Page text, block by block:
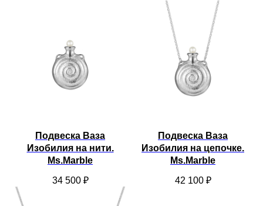
Подвеска Ваза
Изобилия на нити.
Ms.Marble
34 500 ₽
Подвеска Ваза
Изобилия на цепочке.
Ms.Marble
42 100 ₽